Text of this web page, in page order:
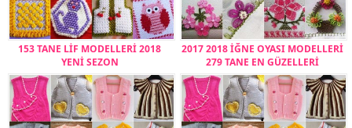
153 TANE LİF MODELLERİ 2018
YENİ SEZON
2017 2018 İĞNE OYASI MODELLERİ
279 TANE EN GÜZELLERİ